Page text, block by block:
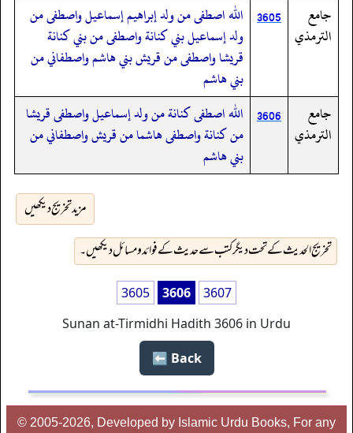
جامع
الترمذي
3605 الله اصطفى من ولد إبراهيم إسماعيل واصطفى من
ولد إسماعيل بني كنانة واصطفى من بني كنانة
قريشا واصطفى من قريش بني هاشم واصطفاني من
بني هاشم
جامع
الترمذي
3606 الله اصطفى كنانة من ولد إسماعيل واصطفى قريشا
من كنانة واصطفى هاشما من قريش واصطفاني من
بني هاشم
مزید تخریج دیکھیں
تخریج الحدیث کے تحت دیگر کتب سے حدیث کے فوائد و مسائل دیکھیں۔
3605 3606
3607
Sunan at-Tirmidhi Hadith 3606 in Urdu
Back ⬅️
© 2005-2026, Developed by Islamic Urdu Books, For any